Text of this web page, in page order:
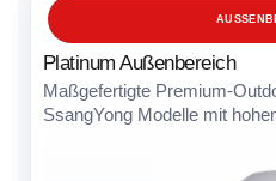
Platinum Außenbereich
Maßgefertigte Premium-
SsangYong Modelle mit